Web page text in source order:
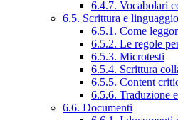
6.4.7. Vocabolari
6.5. Scrittura e linguaggio
6.5.1. Come
6.5.2. Le regole
6.5.3. Microtesti
6.5.4. Scrittura
6.5.5. Content
6.5.6. Traduzione
6.6. Documenti